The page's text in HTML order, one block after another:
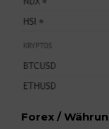
Forex /